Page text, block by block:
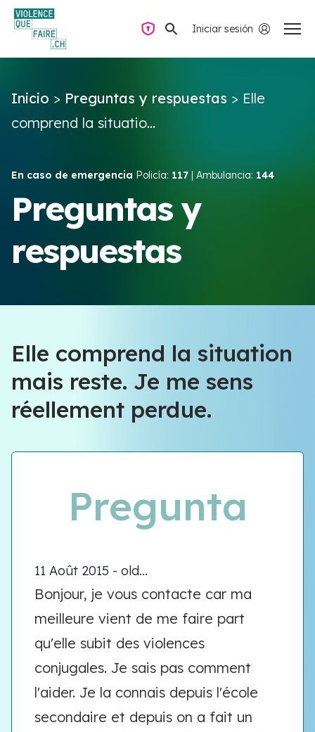
Iniciar sesión
Preguntas y respuestas
Violencia de pareja
Recursos y campañas
Navegación privada
Inicio > Preguntas y respuestas > Elle
comprend la situatio...
En caso de emergencia Policía: 117 | Ambulancia: 144
Preguntas y
respuestas
Elle comprend la situation
mais reste. Je me sens
réellement perdue.
Pregunta
11 Août 2015 - old...
Bonjour, je vous contacte car ma
meilleure vient de me faire part
qu'elle subit des violences
conjugales. Je sais pas comment
l'aider. Je la connais depuis l'école
secondaire et depuis on a fait un